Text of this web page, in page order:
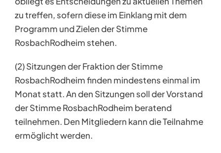
zu treffen, sofern diese im Einklang mit dem
Programm und Zielen der Stimme
RosbachRodheim stehen.
(2) Sitzungen der Fraktion der Stimme
RosbachRodheim finden mindestens einmal im
Monat statt. An den Sitzungen soll der Vorstand
der Stimme RosbachRodheim beratend
teilnehmen. Den Mitgliedern kann die Teilnahme
ermöglicht werden.